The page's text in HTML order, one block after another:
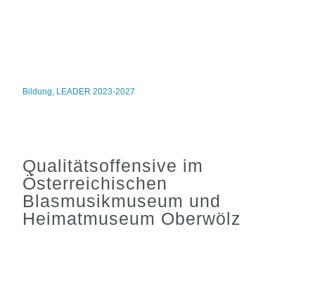
Bildung, LEADER 2023-2027
Qualitätsoffensive im
Österreichischen
Blasmusikmuseum und
Heimatmuseum Oberwölz